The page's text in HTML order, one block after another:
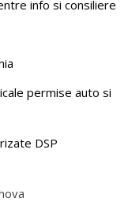
info si consiliere
permise auto si
DSP